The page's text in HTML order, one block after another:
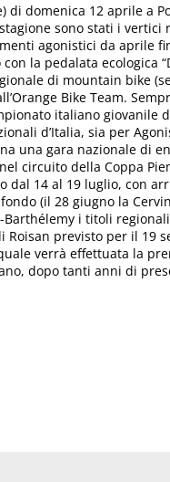
di domenica 12 aprile a
sono stati i vertici
agonistici da aprile
la pedalata ecologica
di mountain bike
Bike Team.
italiano giovanile
d’Italia, sia per
una gara nazionale di
circuito della Coppa
dal 14 al 19 luglio, con
(il 28 giugno la
Barthélemy i titoli
Roisan previsto per il 19
verrà effettuata la
dopo tanti anni di